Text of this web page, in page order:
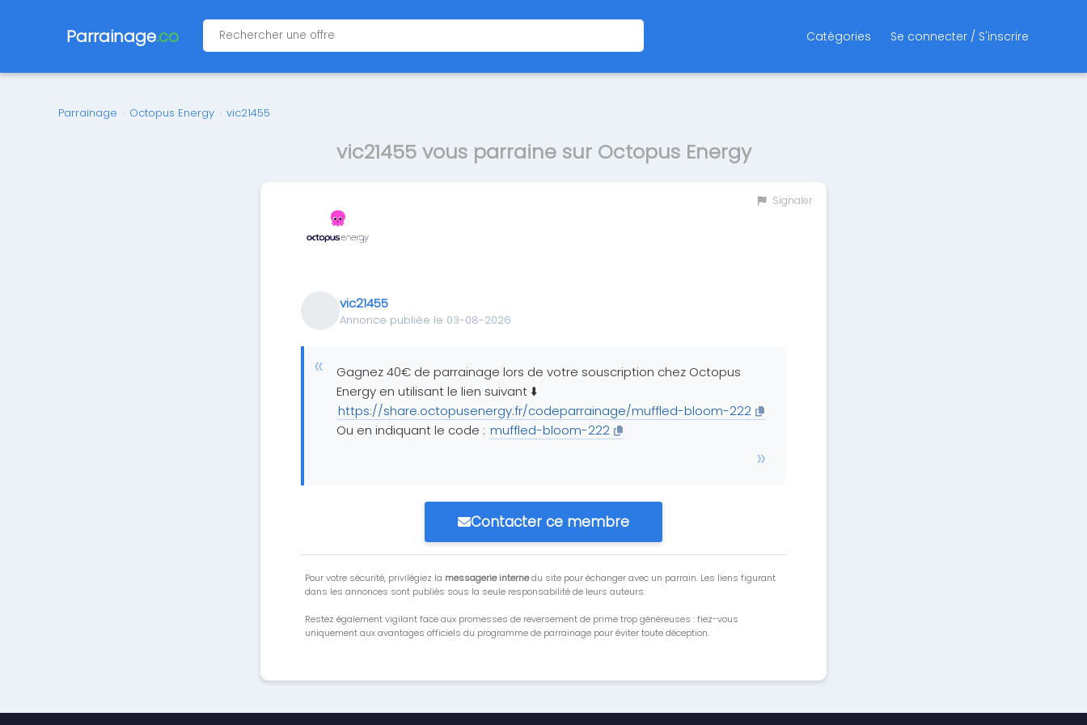
Parrainage.co Catégories Se connecter / S'inscrire
Parrainage › Octopus Energy › vic21455
vic21455 vous parraine sur Octopus Energy
Signaler
vic21455
Annonce publiée le 03-08-2026
Gagnez 40€ de parrainage lors de votre souscription chez Octopus
Energy en utilisant le lien suivant ⬇️
https://share.octopusenergy.fr/codeparrainage/muffled-bloom-222
Ou en indiquant le code : muffled-bloom-222
Contacter ce membre
Pour votre sécurité, privilégiez la messagerie internedu site pour échanger avec un parrain. Les liens figurant
dans les annonces sont publiés sous la seule responsabilité de leurs auteurs.
Restez également vigilant face aux promesses de reversement de prime trop généreuses : fiez-vous
uniquement aux avantages officiels du programme de parrainage pour éviter toute déception.